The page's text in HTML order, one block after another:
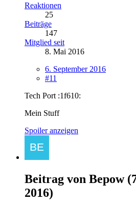
Reaktionen
25
Beiträge
147
Mitglied seit
8. Mai 2016
6. September 2016
#11
Tech Port :1f610:
Mein Stuff
Spoiler anzeigen
Beitrag von Bepow(
2016)